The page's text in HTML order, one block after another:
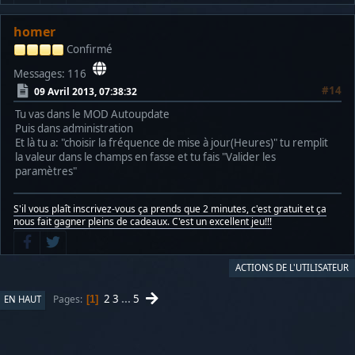
homer
Confirmé
Messages: 116
09 Avril 2013, 07:38:32
#14
Tu vas dans le MOD Autoupdate
Puis dans administration
Et là tu a: "choisir la fréquence de mise à jour(Heures)" tu remplit
la valeur dans le champs en fasse et tu fais "Valider les
paramètres"
S'il vous plaît inscrivez-vous ça prends que 2 minutes, c'est gratuit et ça
nous fait gagner pleins de cadeaux. C'est un excellent jeu!!!
ACTIONS DE L'UTILISATEUR
EN HAUT Pages 1 2 3 ... 5